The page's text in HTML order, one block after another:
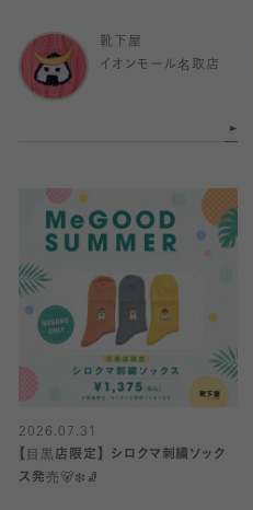
靴下屋
イオンモール名取店
2026.07.31
【目黒店限定】 シロクマ刺繍ソック
ス発売🐻‍❄️🧦